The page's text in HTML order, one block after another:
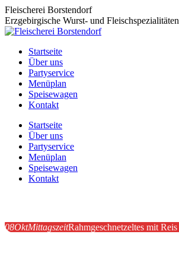
Zum
Inhalt
springen
Fleischerei Borstendorf
Erzgebirgische Wurst- und Fleischspezialitäten
Startseite
Über uns
Partyservice
Menüplan
Speisewagen
Kontakt
Startseite
Über uns
Partyservice
Menüplan
Speisewagen
Kontakt
08OktMittagszeitRahmgeschnetzeltes mit Reis